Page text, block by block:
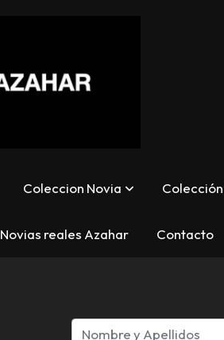
Coleccion Novia
Novias reales Azahar Contacto